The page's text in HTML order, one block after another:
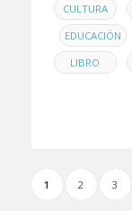
CULTURA ,
EDUCACIÓN ,
LIBRO ,
1 2 3